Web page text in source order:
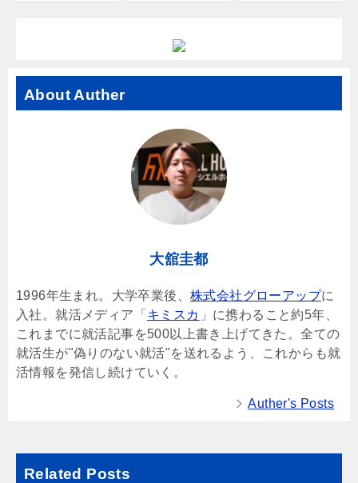
About Auther
大舘圭都
1996年生まれ。大学卒業後、 株式会社グローアップに
入社。就活メディア「 キミスカ 」に携わること約5年、
これまでに就活記事を500以上書き上げてきた。全ての
就活生が"偽りのない就活"を送れるよう、これからも就
活情報を発信し続けていく。
Auther's Posts
Related Posts